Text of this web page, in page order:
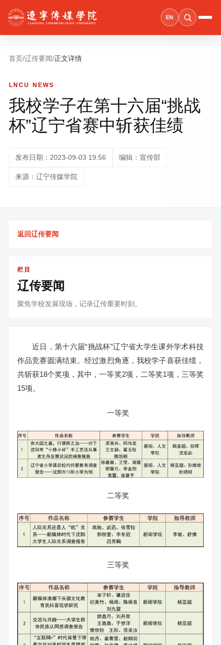
EN
首页/辽传要闻/正文详情
LNCU NEWS
我校学子在第十六届“挑战
杯”辽宁省赛中斩获佳绩
发布日期：2023-09-03 19:56 编辑：宣传部
来源：辽宁传媒学院
返回辽传要闻
栏目
辽传要闻
聚焦学校发展现场，记录辽传重要时刻。
近日，第十六届“挑战杯”辽宁省大学生课外学术科技
作品竞赛圆满结束。经过激烈角逐，我校学子喜获佳绩，
共斩获18个奖项，其中，一等奖2项，二等奖1项，三等奖
15项。
一等奖
二等奖
三等奖